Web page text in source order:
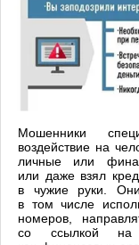
Мошенники
воздействие на
личные или
или даже взял
в чужие руки. Они
в том числе
номеров,
со ссылкой на